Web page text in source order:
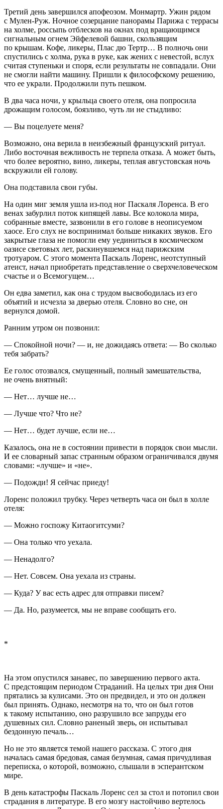
Третий день завершился апофеозом. Монмартр. Ужин рядом
с Мулен-Руж. Ночное созерцание панорамы Парижа с террасы
на холме, россыпь отблесков на окнах под вращающимся
сигнальным огнем Эйфелевой башни, скользящим
по крышам. Кофе, ликеры, Плас дю Тертр… В полночь они
спустились с холма, рука в руке, как жених с невестой, вслух
считая ступеньки и споря, если результаты не совпадали. Они
не смогли найти машину. Пришли к философскому решению,
что ее украли. Продолжили путь пешком.
В два часа ночи, у крыльца своего отеля, она попросила
дрожащим голосом, боязливо, чуть ли не стыдливо:
— Вы поцелуете меня?
Возможно, она верила в неизбежный французский ритуал.
Либо восточная вежливость не терпела отказа. А может быть,
что более вероятно, вино, ликеры, теплая августовская ночь
вскружили ей голову.
Она подставила свои губы.
На один миг земля ушла из-под ног Паскаля Лоренса. В его
венах забурлил поток кипящей лавы. Все колокола мира,
собранные вместе, зазвонили в его голове в неописуемом
хаосе. Его слух не воспринимал больше никаких звуков. Его
закрытые глаза не помогли ему уединиться в космическом
оазисе световых лет, раскинувшемся над парижским
тротуаром. С этого момента Паскаль Лоренс, неотступный
атеист, начал приобретать представление о сверхчеловеческом
счастье и о Всемогущем…
Он едва заметил, как она с трудом высвободилась из его
объятий и исчезла за дверью отеля. Словно во сне, он
вернулся домой.
Ранним утром он позвонил:
— Спокойной ночи? — и, не дожидаясь ответа: — Во сколько
тебя забрать?
Ее голос отозвался, смущенный, полный замешательства,
не очень внятный:
— Нет… лучше не…
— Лучше что? Что не?
— Нет… будет лучше, если не…
Казалось, она не в состоянии привести в порядок свои мысли.
И ее словарный запас странным образом ограничивался двумя
словами: «лучше» и «не».
— Подожди! Я сейчас приеду!
Лоренс положил трубку. Через четверть часа он был в холле
отеля:
— Можно госпожу Китаогитсуми?
— Она только что уехала.
— Ненадолго?
— Нет. Совсем. Она уехала из страны.
— Куда? У вас есть адрес для отправки писем?
— Да. Но, разумеется, мы не вправе сообщать его.
*
На этом опустился занавес, по завершению первого акта.
С предстоящим периодом Страданий. На целых три дня Они
прятались за кулисами. Это он предвидел, и это он должен
был принять. Однако, несмотря на то, что он был готов
к такому испытанию, оно разрушило все запруды его
душевных сил. Словно раненый зверь, он испытывал
бездонную печаль…
Но не это является темой нашего рассказа. С этого дня
началась самая бредовая, самая безумная, самая причудливая
переписка, о которой, возможно, слышали в эсперантском
мире.
В день катастрофы Паскаль Лоренс сел за стол и потопил свои
страдания в литературе. В его мозгу настойчиво вертелось